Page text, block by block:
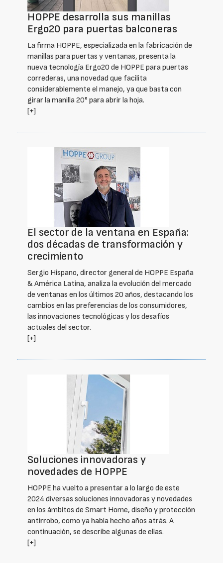
HOPPE desarrolla sus manillas
Ergo20 para puertas balconeras
La firma HOPPE, especializada en la fabricación de
manillas para puertas y ventanas, presenta la
nueva tecnología Ergo20 de HOPPE para puertas
correderas, una novedad que facilita
considerablemente el manejo, ya que basta con
girar la manilla 20° para abrir la hoja.
[+]
El sector de la ventana en España:
dos décadas de transformación y
crecimiento
Sergio Hispano, director general de HOPPE España
& América Latina, analiza la evolución del mercado
de ventanas en los últimos 20 años, destacando los
cambios en las preferencias de los consumidores,
las innovaciones tecnológicas y los desafíos
actuales del sector.
[+]
Soluciones innovadoras y
novedades de HOPPE
HOPPE ha vuelto a presentar a lo largo de este
2024 diversas soluciones innovadoras y novedades
en los ámbitos de Smart Home, diseño y protección
antirrobo, como ya había hecho años atrás. A
continuación, se describe algunas de ellas.
[+]